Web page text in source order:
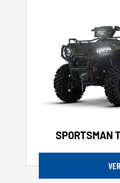
SPORTSMAN
VER